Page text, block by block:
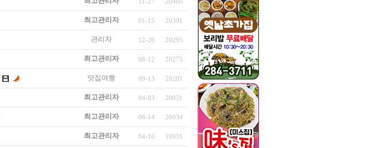
최고관리자 01-15 20301
관리자 12-26 20295
최고관리자 08-12 20275
맛집여행 09-13 20201
최고관리자 04-03 20051
최고관리자 08-14 20034
최고관리자 04-16 19931